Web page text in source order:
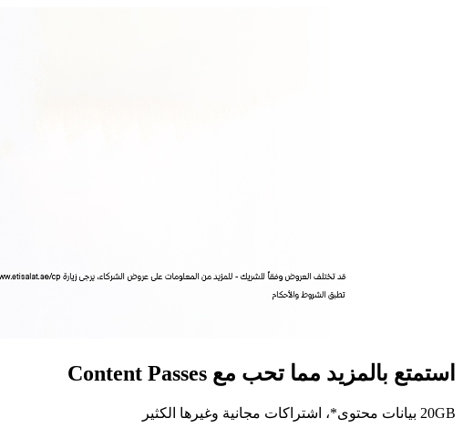
استمتع بالمزيد مما تحب مع Content Passes
20GB بيانات محتوى*، اشتراكات مجانية وغيرها الكثير